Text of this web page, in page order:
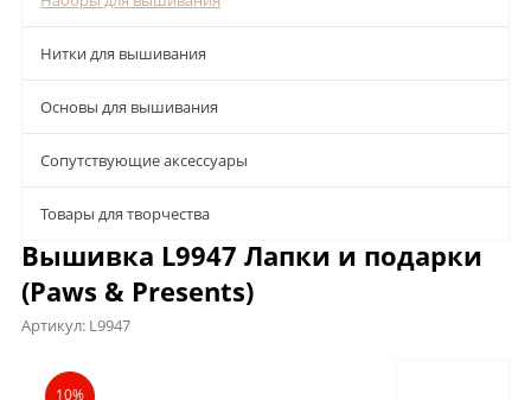
Нитки для вышивания
Основы для вышивания
Сопутствующие аксессуары
Товары для творчества
Вышивка L9947 Лапки и подарки
(Paws & Presents)
Артикул: L9947
Описание
10%